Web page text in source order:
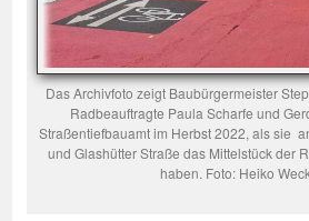
Das Archivfoto zeigt Baubürgermeister
Radbeauftragte Paula Scharfe und
Straßentiefbauamt im Herbst 2022, als sie
und Glashütter Straße das Mittelstück der
haben. Foto: Heiko